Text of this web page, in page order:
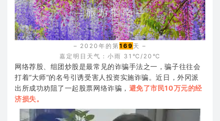
– 2020年的第169 天 –
嘉定明日天气：小雨 31℃/20℃
网络荐股、组团炒股是最常见的诈骗手法之一，骗子往往会
打着“大师“的名号引诱受害人投资实施诈骗。近日，外冈派
出所成功劝阻了一起股票网络诈骗， 避免了市民10万元的经
济损失。